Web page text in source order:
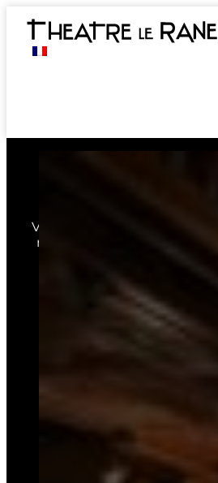
Vivez des émotions de 3 à 97
représentations par an
spectacles